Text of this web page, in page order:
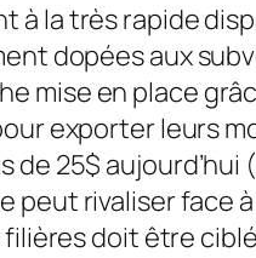
à la très rapide
dopées aux
mise en place
exporter leurs
de 25$
rivaliser face
filières doit être